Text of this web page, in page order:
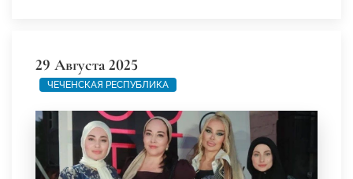
29 Августа 2025
ЧЕЧЕНСКАЯ РЕСПУБЛИКА